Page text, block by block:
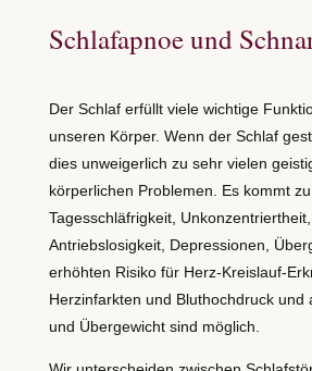
Schlafapnoe und
Der Schlaf erfüllt viele wichtige
unseren Körper. Wenn der Schlaf
dies unweigerlich zu sehr vielen
körperlichen Problemen. Es kommt
Tagesschläfrigkeit, Unkonzentriertheit,
Antriebslosigkeit, Depressionen,
erhöhten Risiko für Herz-Kreislauf-
Herzinfarkten und Bluthochdruck und
und Übergewicht sind möglich.